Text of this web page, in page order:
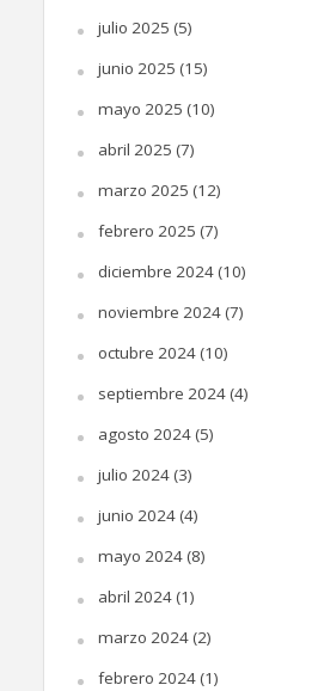
julio 2025 (5)
junio 2025 (15)
mayo 2025 (10)
abril 2025 (7)
marzo 2025 (12)
febrero 2025 (7)
diciembre 2024(10)
noviembre 2024(7)
octubre 2024(10)
septiembre 2024(4)
agosto 2024(5)
julio 2024(3)
junio 2024(4)
mayo 2024(8)
abril 2024(1)
marzo 2024(2)
febrero 2024(1)